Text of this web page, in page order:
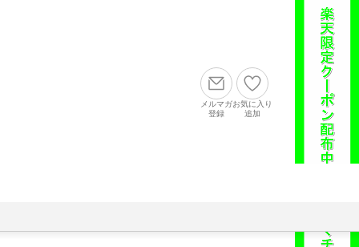
メルマガ
登録
お気に入り
追加